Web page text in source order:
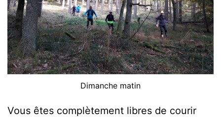
Dimanche matin
Vous êtes complètement libres de courir